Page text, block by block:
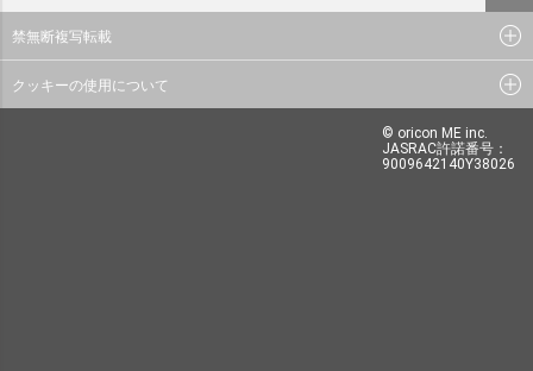
禁無断複写転載
クッキーの使用について
© oricon ME inc.
JASRAC許諾番号：
9009642140Y38026